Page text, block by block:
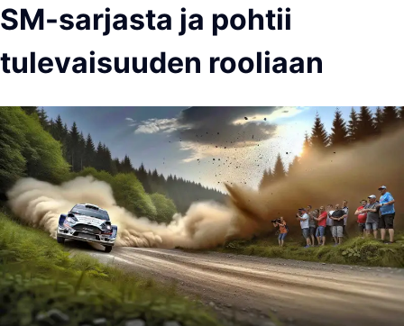
SM-sarjasta ja pohtii
tulevaisuuden rooliaan